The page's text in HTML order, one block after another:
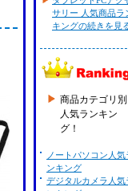
サリー 人気商品ラ
キングの続きを見
商品カテゴリ別
人気ランキン
グ！
ノートパソコン人気
ンキング
デジタルカメラ人気